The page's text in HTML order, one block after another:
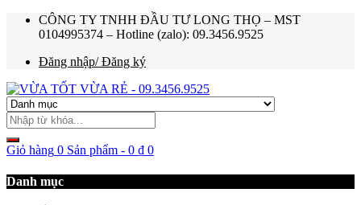
CÔNG TY TNHH ĐẦU TƯ LONG THỌ – MST
0104995374 – Hotline (zalo): 09.3456.9525
Đăng nhập/ Đăng ký
Giỏ hàng 0 Sản phẩm - 0 ₫ 0
Danh mục